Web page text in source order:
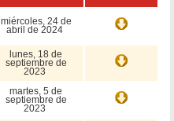
miércoles, 24 de
abril de 2024
lunes, 18 de
septiembre de
2023
martes, 5 de
septiembre de
2023